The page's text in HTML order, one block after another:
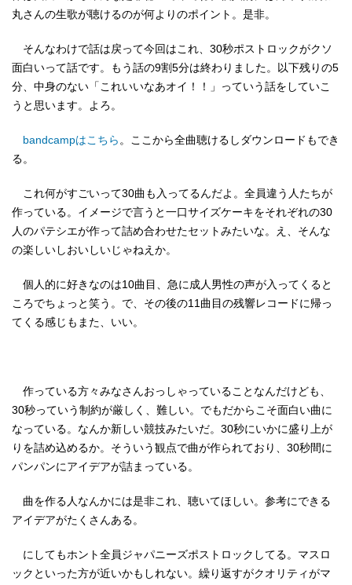
丸さんの生歌が聴けるのが何よりのポイント。是非。
そんなわけで話は戻って今回はこれ、30秒ポストロックがクソ
面白いって話です。もう話の9割5分は終わりました。以下残りの5
分、中身のない「これいいなあオイ！！」っていう話をしていこ
うと思います。よろ。
bandcampはこちら 。ここから全曲聴けるしダウンロードもでき
る。
これ何がすごいって30曲も入ってるんだよ。全員違う人たちが
作っている。イメージで言うと一口サイズケーキをそれぞれの30
人のパテシエが作って詰め合わせたセットみたいな。え、そんな
の楽しいしおいしいじゃねえか。
個人的に好きなのは10曲目、急に成人男性の声が入ってくると
ころでちょっと笑う。で、その後の11曲目の残響レコードに帰っ
てくる感じもまた、いい。
作っている方々みなさんおっしゃっていることなんだけども、
30秒っていう制約が厳しく、難しい。でもだからこそ面白い曲に
なっている。なんか新しい競技みたいだ。30秒にいかに盛り上が
りを詰め込めるか。そういう観点で曲が作られており、30秒間に
パンパンにアイデアが詰まっている。
曲を作る人なんかには是非これ、聴いてほしい。参考にできる
アイデアがたくさんある。
にしてもホント全員ジャパニーズポストロックしてる。マスロ
ックといった方が近いかもしれない。繰り返すがクオリティがマ